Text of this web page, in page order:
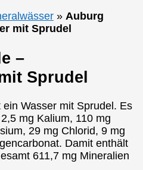
» Auburg
mit Sprudel
–
Sprudel
ein Wasser mit Sprudel. Es
mg Kalium, 110 mg
29 mg Chlorid, 9 mg
Damit enthält
611,7 mg Mineralien